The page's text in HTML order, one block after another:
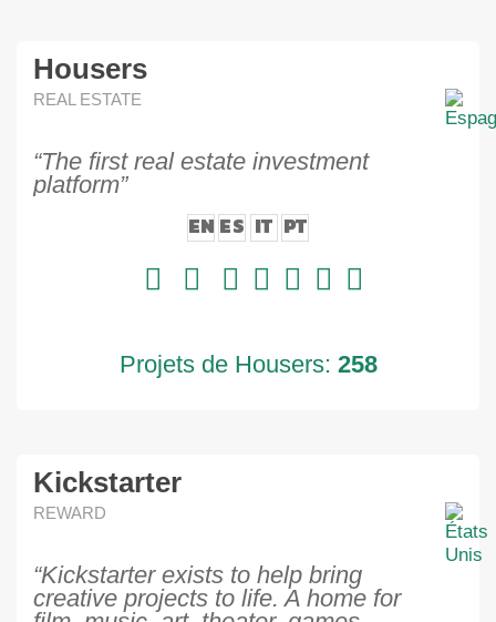
Housers
REAL ESTATE
“The first real estate investment
platform”
EN ES IT PT
Projets de Housers: 258
Kickstarter
REWARD
“Kickstarter exists to help bring
creative projects to life. A home for